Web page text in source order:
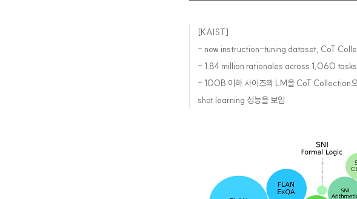
[KAIST]
- new instruction-tuning dataset, CoT
- 1.84 million rationales across 1,060 tasks
- 100B 이하 사이즈의 LM을 CoT Collection
shot learning 성능을 보임